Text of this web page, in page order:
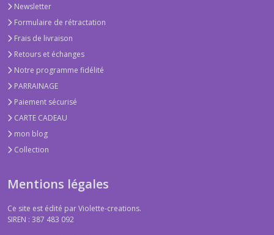
Newsletter
Formulaire de rétractation
Frais de livraison
Retours et échanges
Notre programme fidélité
PARRAINAGE
Paiement sécurisé
CARTE CADEAU
mon blog
Collection
Mentions légales
Ce site est édité par Violette-creations.
SIREN : 387 483 092